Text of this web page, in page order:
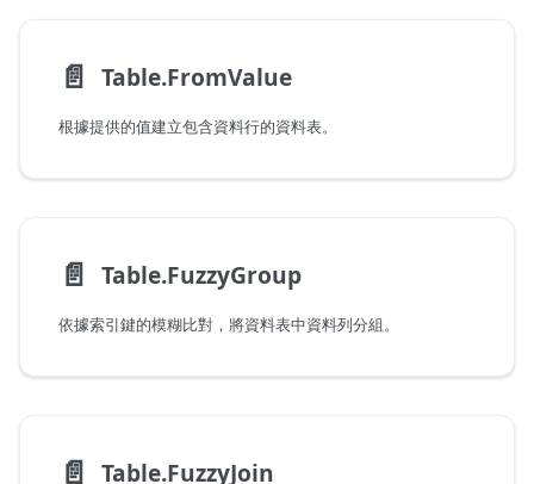
📄️ Table.FromValue
根據提供的值建立包含資料行的資料表。
📄️ Table.FuzzyGroup
依據索引鍵的模糊比對，將資料表中資料列分組。
📄️ Table.FuzzyJoin